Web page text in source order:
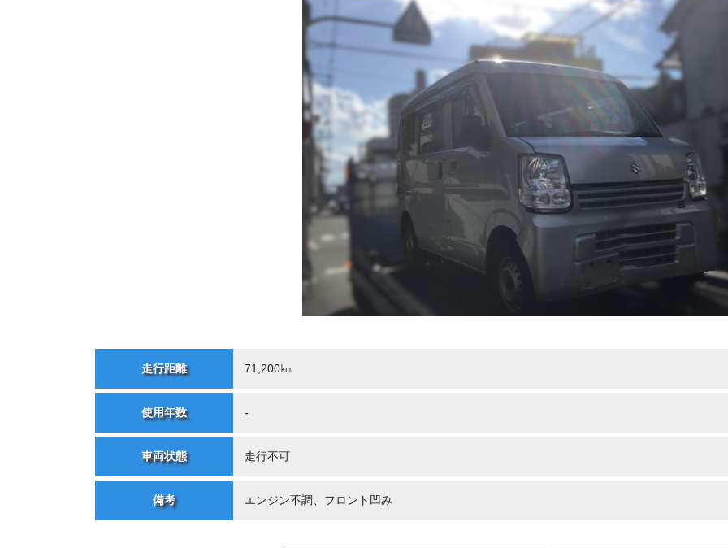
走行距離 71,200㎞
使用年数 -
車両状態 走行不可
備考 エンジン不調、フロント凹み